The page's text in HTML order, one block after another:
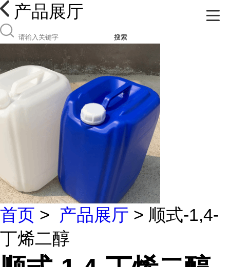
产品展厅
搜索
首页 > 产品展厅 > 顺式-1,4-
丁烯二醇